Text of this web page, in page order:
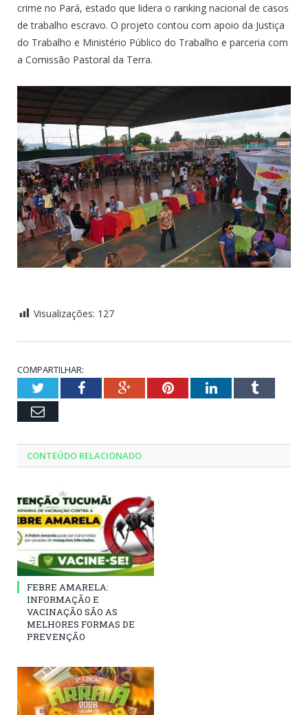
crime no Pará, estado que lidera o ranking nacional de casos
de trabalho escravo. O projeto contou com apoio da Justiça
do Trabalho e Ministério Público do Trabalho e parceria com
a Comissão Pastoral da Terra.
Visualizações: 127
COMPARTILHAR:
TwitterFacebookGoogle+PinterestLinkedInTumblr
Email
CONTEÚDO RELACIONADO
FEBRE AMARELA:
INFORMAÇÃO E
VACINAÇÃO SÃO AS
MELHORES FORMAS DE
PREVENÇÃO